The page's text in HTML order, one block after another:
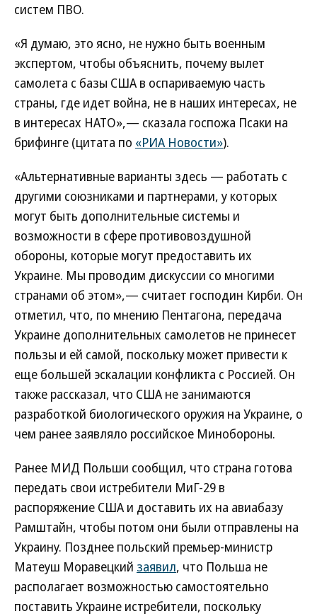
систем ПВО.
«Я думаю, это ясно, не нужно быть военным
экспертом, чтобы объяснить, почему вылет
самолета с базы США в оспариваемую часть
страны, где идет война, не в наших интересах, не
в интересах НАТО»,— сказала госпожа Псаки на
брифинге (цитата по «РИА Новости»).
«Альтернативные варианты здесь — работать с
другими союзниками и партнерами, у которых
могут быть дополнительные системы и
возможности в сфере противовоздушной
обороны, которые могут предоставить их
Украине. Мы проводим дискуссии со многими
странами об этом»,— считает господин Кирби. Он
отметил, что, по мнению Пентагона, передача
Украине дополнительных самолетов не принесет
пользы и ей самой, поскольку может привести к
еще большей эскалации конфликта с Россией. Он
также рассказал, что США не занимаются
разработкой биологического оружия на Украине, о
чем ранее заявляло российское Минобороны.
Ранее МИД Польши сообщил, что страна готова
передать свои истребители МиГ-29 в
распоряжение США и доставить их на авиабазу
Рамштайн, чтобы потом они были отправлены на
Украину. Позднее польский премьер-министр
Матеуш Моравецкий заявил, что Польша не
располагает возможностью самостоятельно
поставить Украине истребители, поскольку